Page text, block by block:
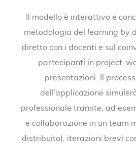
Il modello è interattivo e
metodologia del learning by
diretto con i docenti e sul
partecipanti in project-
presentazioni. Il
dell’applicazione
professionale tramite, ad
e collaborazione in un team
distribuito), iterazioni brevi